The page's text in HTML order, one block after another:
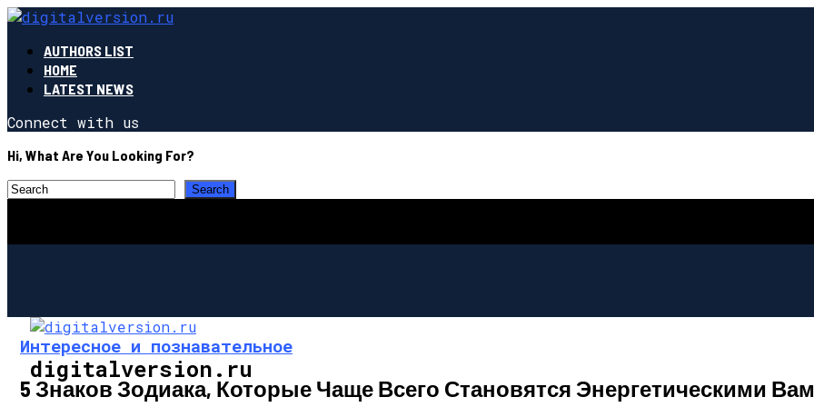
AUTHORS LIST
HOME
LATEST NEWS
Connect with us
Hi, What Are You Looking For?
digitalversion.ru
Интересное и познавательное
5 Знаков Зодиака, Которые Чаще Всего Становятся Энергетическими